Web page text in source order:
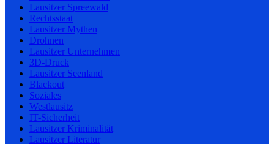
Lausitzer Spreewald
Rechtsstaat
Lausitzer Mythen
Drohnen
Lausitzer Unternehmen
3D-Druck
Lausitzer Seenland
Blackout
Soziales
Westlausitz
IT-Sicherheit
Lausitzer Kriminalität
Lausitzer Literatur